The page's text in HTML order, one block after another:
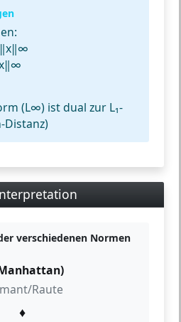
(L∞) ist dual zur L₁-
verschiedenen Normen
Raute
♦